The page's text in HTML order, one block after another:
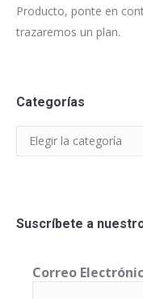
Producto, ponte en
trazaremos un plan.
Categorías
Categorías
Suscríbete a
Correo